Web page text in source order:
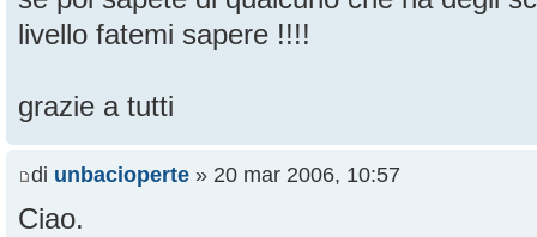
livello fatemi sapere !!!!
grazie a tutti
di unbacioperte » 20 mar 2006, 10:57
Ciao.